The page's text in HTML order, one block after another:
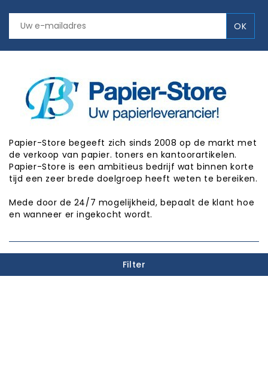
Papier-Store begeeft zich sinds 2008 op de markt met
de verkoop van papier. toners en kantoorartikelen.
Papier-Store is een ambitieus bedrijf wat binnen korte
tijd een zeer brede doelgroep heeft weten te bereiken.
Mede door de 24/7 mogelijkheid, bepaalt de klant hoe
en wanneer er ingekocht wordt.
Filter